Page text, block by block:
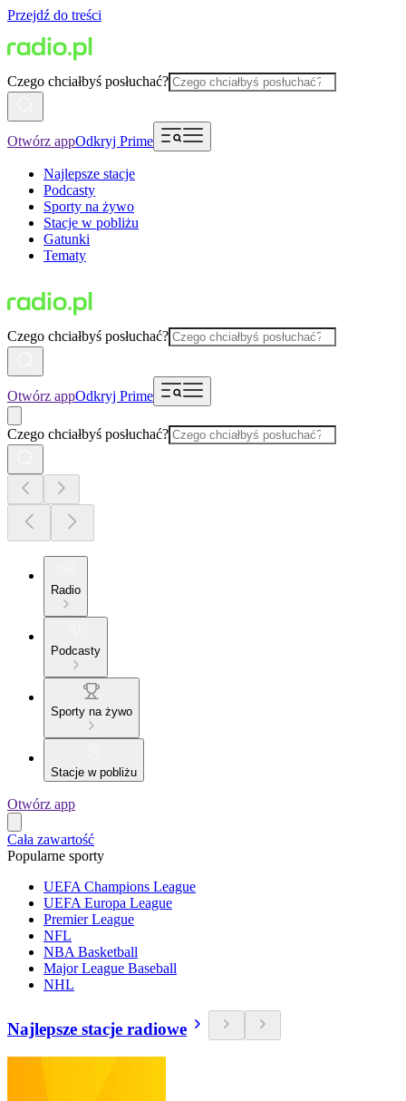
Przejdź do treści
Czego chciałbyś posłuchać?
Otwórz appOdkryj Prime
Najlepsze stacje
Podcasty
Sporty na żywo
Stacje w pobliżu
Gatunki
Tematy
Czego chciałbyś posłuchać?
Otwórz appOdkryj Prime
Czego chciałbyś posłuchać?
Radio
Podcasty
Sporty na żywo
Stacje w pobliżu
Otwórz app
Cała zawartość
Popularne sporty
UEFA Champions League
UEFA Europa League
Premier League
NFL
NBA Basketball
Major League Baseball
NHL
Najlepsze stacje radiowe